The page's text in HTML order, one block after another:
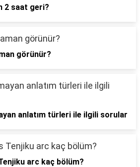
2 saat geri?
görünür?
anlatım türleri ile ilgili sorular
arc kaç bölüm?